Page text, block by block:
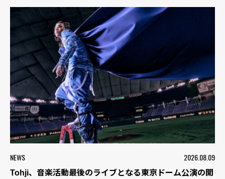
NEWS 2026.08.09
Tohji、音楽活動最後のライブとなる東京ドーム公演の開